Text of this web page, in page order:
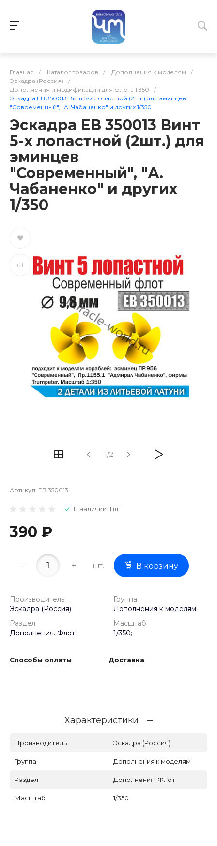
Главная / Каталог товаров / Дополнения к моделям
/
Эскадра (Россия)
/
Дополнения и модификации для флота 1:350
/
Эскадра EB 350013 Винт 5-х лопастной (2шт.) для эминцев
"Современный", "А. Чабаненко" и других 1/350
Эскадра EB 350013 Винт
5-х лопастной (2шт.) для
эминцев
"Современный", "А.
Чабаненко" и других
1/350
1/2
Артикул: EB 350013
В наличии: 1 шт
390 ₽
- + шт. В корзину
Производитель
Эскадра (Россия);
Группа
Дополнения к моделям;
Раздел
Дополнения. Флот;
Масштаб
1/350;
Способы оплаты Доставка
Характеристики
Производитель Эскадра (Россия)
Группа Дополнения к моделям
Раздел Дополнения. Флот
Масштаб 1/350